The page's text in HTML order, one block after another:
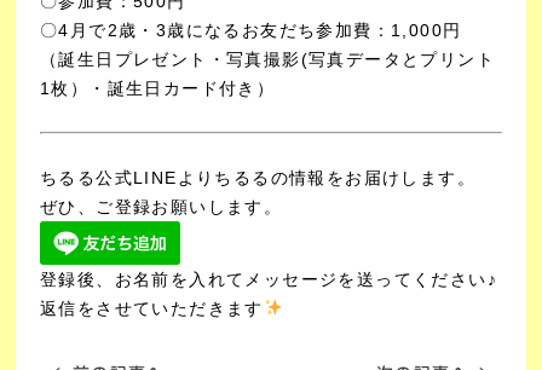
〇4月で2歳・3歳になるお友だち参加費：1,000円
（誕生日プレゼント・写真撮影(写真データとプリント
1枚）・誕生日カード付き）
ちるる公式LINEよりちるるの情報をお届けします。
ぜひ、ご登録お願いします。
登録後、お名前を入れてメッセージを送ってください♪
返信をさせていただきます